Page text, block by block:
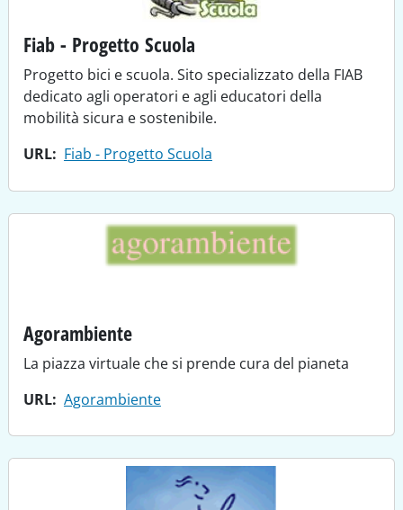
Fiab - Progetto Scuola
Progetto bici e scuola. Sito specializzato della FIAB
dedicato agli operatori e agli educatori della
mobilità sicura e sostenibile.
URL
Fiab - Progetto Scuola
Agorambiente
La piazza virtuale che si prende cura del pianeta
URL Agorambiente